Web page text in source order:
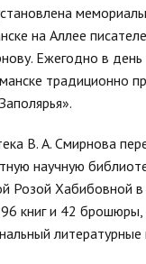
на Аллее
Ежегодно в
традиционно
В. А. Смирнова
научную
Розой Хабибовной
книг и 42
литературные